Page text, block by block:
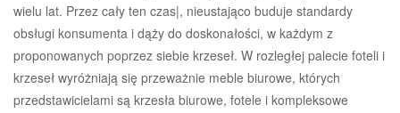
wielu lat. Przez cały ten czas|, nieustająco buduje standardy
obsługi konsumenta i dąży do doskonałości, w każdym z
proponowanych poprzez siebie krzeseł. W rozległej palecie foteli i
krzeseł wyróżniają się przeważnie meble biurowe, których
przedstawicielami są krzesła biurowe, fotele i kompleksowe